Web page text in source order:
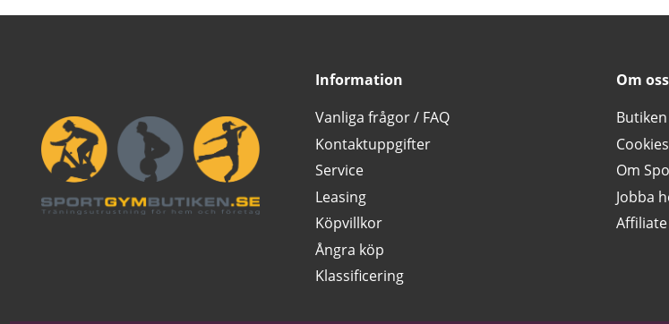
Information
Vanliga frågor / FAQ
Kontaktuppgifter
Service
Leasing
Köpvillkor
Ångra köp
Klassificering
Om oss
Cookies
Om
Jobba
Affiliate